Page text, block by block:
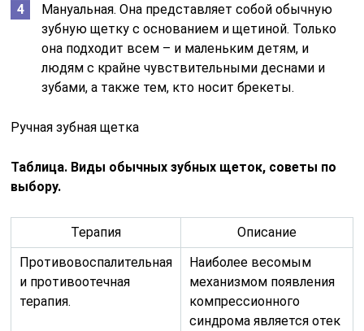
Мануальная. Она представляет собой обычную
зубную щетку с основанием и щетиной. Только
она подходит всем – и маленьким детям, и
людям с крайне чувствительными деснами и
зубами, а также тем, кто носит брекеты.
Ручная зубная щетка
Таблица. Виды обычных зубных щеток, советы по
выбору.
Терапия
Описание
Противовоспалительная
и противоотечная
терапия.
Наиболее весомым
механизмом появления
компрессионного
синдрома является отек